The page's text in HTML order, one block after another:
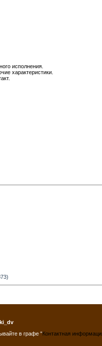
исполнения.
характеристики.
в графе "Контактная